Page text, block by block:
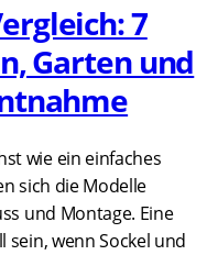
7
Garten und
wie ein einfaches
sich die Modelle
und Montage. Eine
sein, wenn Sockel und